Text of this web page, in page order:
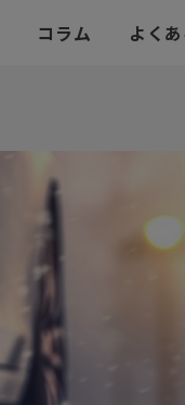
コラム よく